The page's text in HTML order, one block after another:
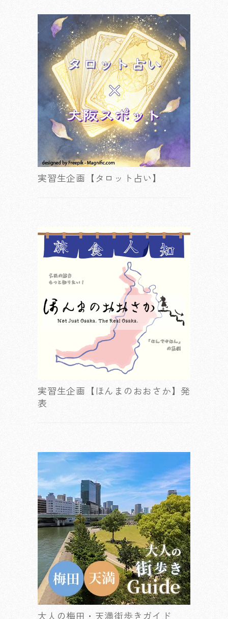
実習生企画【タロット占い】
実習生企画【ほんまのおおさか】発
表
大人の梅田・天満街歩きガイド